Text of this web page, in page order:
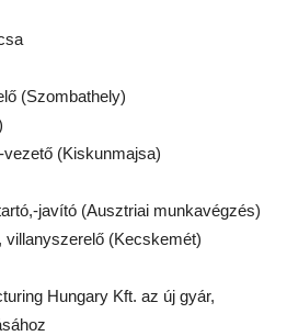
(Szombathely)
(Kiskunmajsa)
javító (Ausztriai munkavégzés)
villanyszerelő (Kecskemét)
Hungary Kft. az új gyár,